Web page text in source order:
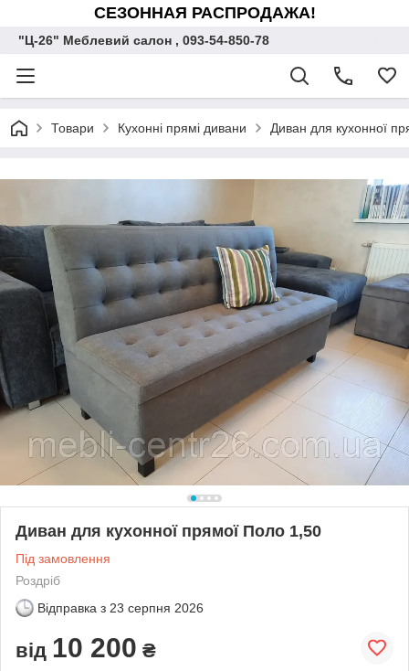
СЕЗОННАЯ РАСПРОДАЖА!
"Ц-26" Меблевий салон , 093-54-850-78
Товари Кухонні прямі дивани Диван для кухонної
Диван для кухонної прямої Поло 1,50
Під замовлення
Роздріб
Відправка з 23 серпня 2026
від 10 200 ₴